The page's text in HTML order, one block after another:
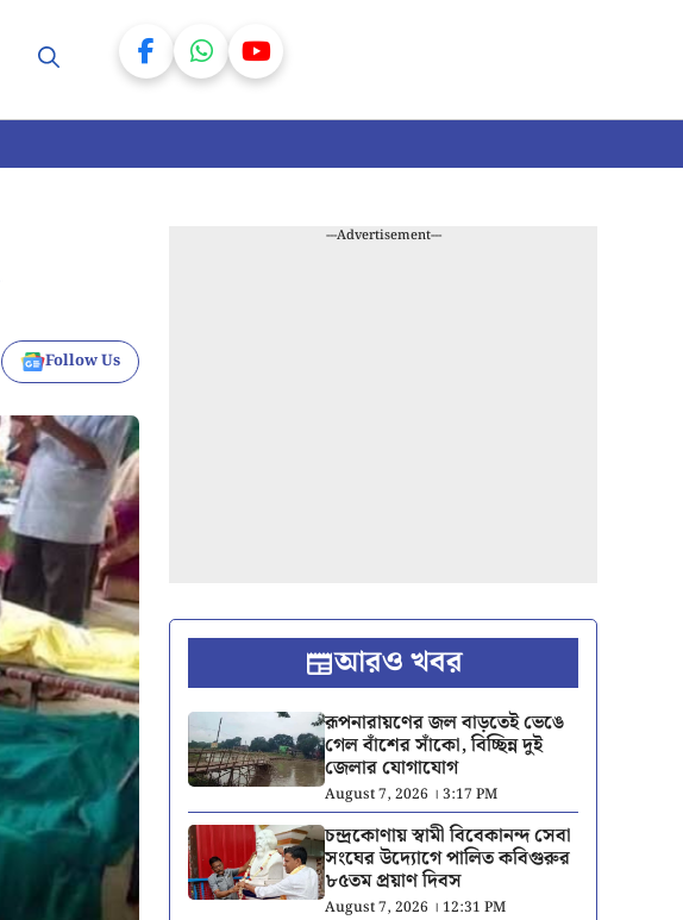
Follow Us
---Advertisement---
আরও খবর
রূপনারায়ণের জল বাড়তেই ভেঙে
গেল বাঁশের সাঁকো, বিচ্ছিন্ন দুই
জেলার যোগাযোগ
August 7, 2026 । 3:17 PM
চন্দ্রকোণায় স্বামী বিবেকানন্দ সেবা
সংঘের উদ্যোগে পালিত কবিগুরুর
৮৫তম প্রয়াণ দিবস
August 7, 2026 । 12:31 PM